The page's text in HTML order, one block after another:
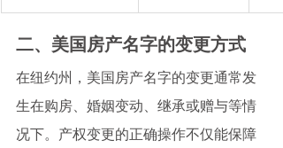
二、美国房产名字的变更方式
在纽约州，美国房产名字的变更通常发
生在购房、婚姻变动、继承或赠与等情
况下。产权变更的正确操作不仅能保障